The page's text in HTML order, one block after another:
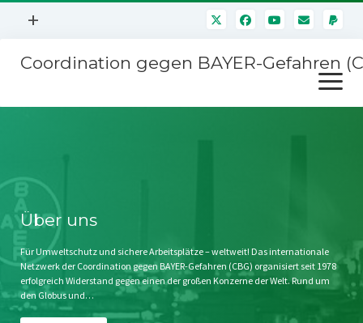
Menü
+
Mitmachen
Kontakt
Impressum
Störfälle
Coordination gegen BAYER-Gefahren
Menü
öffnen
Stichwort BAYER
Jahrestagung
SPENDEN
Über uns
Für Umweltschutz und sichere Arbeitsplätze – weltweit! Das internationale
Netzwerk der Coordination gegen BAYER-Gefahren (CBG) organisiert seit 1978
erfolgreich Widerstand gegen einen der großen Konzerne der Welt. Rund um
den Globus und…